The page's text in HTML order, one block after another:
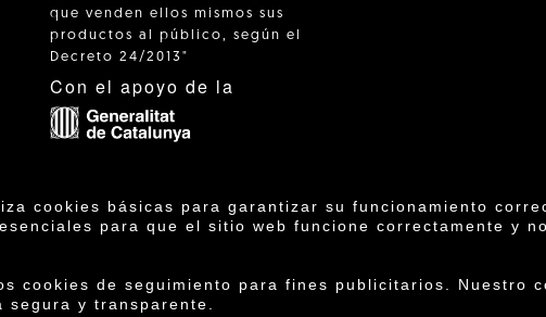
cookies básicas para garantizar su funcionamiento
para que el sitio web funcione correctamente y
cookies de seguimiento para fines publicitarios. Nuestro
segura y transparente.
IN
que venden ellos mismos sus
productos al público, según el
Decreto 24/2013"
Con el apoyo de la
· Condiciones de compra· Política de privacidad·